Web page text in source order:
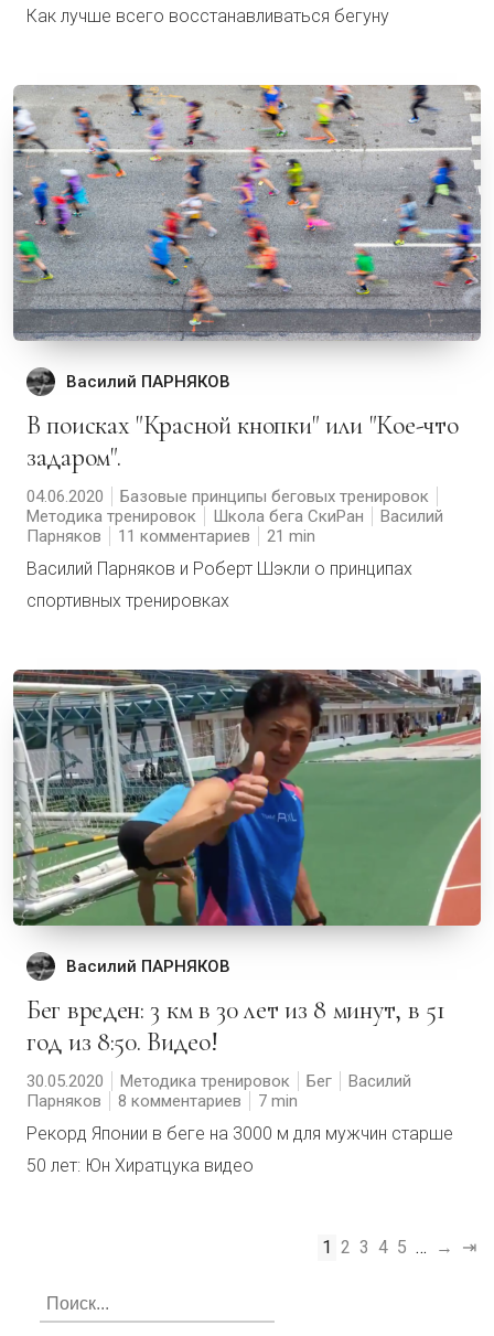
Как лучше всего восстанавливаться бегуну
Василий ПАРНЯКОВ
В поисках "Красной кнопки" или "Кое-что
задаром".
04.06.2020
Базовые принципы беговых тренировок
Методика тренировок
Школа бега СкиРан
Василий
Парняков
11 комментариев 21
Василий Парняков и Роберт Шэкли о принципах
спортивных тренировках
Василий ПАРНЯКОВ
Бег вреден: 3 км в 30 лет из 8 минут, в 51
год из 8:50. Видео!
30.05.2020 Методика тренировок Бег
Василий
Парняков
8 комментариев 7
Рекорд Японии в беге на 3000 м для мужчин старше
50 лет: Юн Хиратцука видео
1 2 3 4 5 … → ⇥